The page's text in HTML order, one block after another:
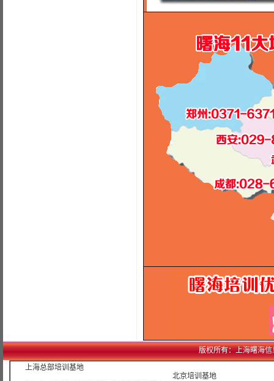
版权所有：上海曙海信
上海总部培训基地
北京培训基地